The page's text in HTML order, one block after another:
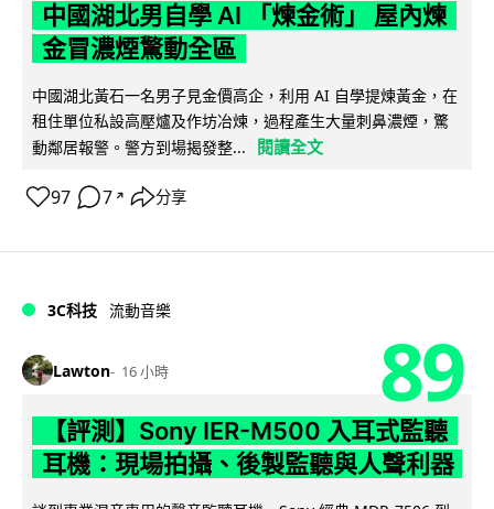
中國湖北男自學 AI 「煉金術」 屋內煉
金冒濃煙驚動全區
中國湖北黃石一名男子見金價高企，利用 AI 自學提煉黃金，在
租住單位私設高壓爐及作坊冶煉，過程產生大量刺鼻濃煙，驚
動鄰居報警。警方到場揭發整...
閱讀全文
97 7 ↗ 分享
3C科技 流動音樂
Lawton 16 小時 89
【評測】Sony IER-M500 入耳式監聽
耳機：現場拍攝、後製監聽與人聲利器